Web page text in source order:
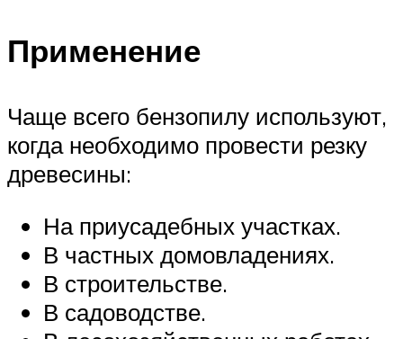
Применение
Чаще всего бензопилу используют,
когда необходимо провести резку
древесины:
На приусадебных участках.
В частных домовладениях.
В строительстве.
В садоводстве.